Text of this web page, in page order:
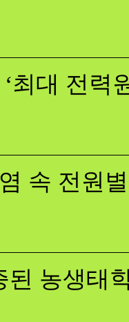
최대 전력
속 전원
농생태